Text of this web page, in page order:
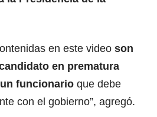
en este video son
en prematura
funcionario que debe
con el gobierno”, agregó.